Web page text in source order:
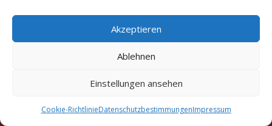
Akzeptieren
Ablehnen
Einstellungen ansehen
Cookie-RichtlinieDatenschutzbestimmungenImpressum
Massage München Truderinger Straße 306a, 81825